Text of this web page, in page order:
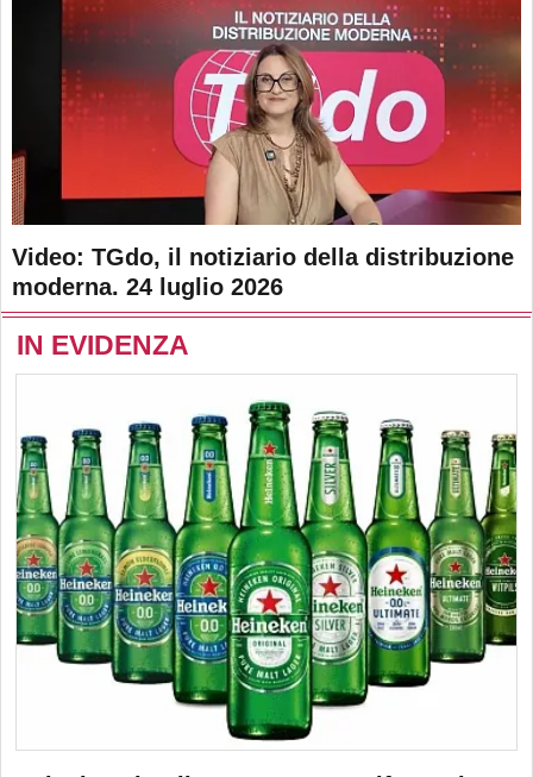
Video: TGdo, il notiziario della distribuzione
moderna. 24 luglio 2026
IN EVIDENZA